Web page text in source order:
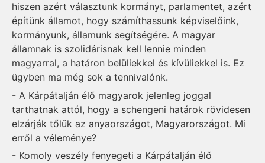
hiszen azért választunk kormányt, parlamentet, azért
építünk államot, hogy számíthassunk képviselőink,
kormányunk, államunk segítségére. A magyar
államnak is szolidárisnak kell lennie minden
magyarral, a határon belüliekkel és kívüliekkel is. Ez
ügyben ma még sok a tennivalónk.
- A Kárpátalján élő magyarok jelenleg joggal
tarthatnak attól, hogy a schengeni határok rövidesen
elzárják tőlük az anyaországot, Magyarországot. Mi
erről a véleménye?
- Komoly veszély fenyegeti a Kárpátalján élő